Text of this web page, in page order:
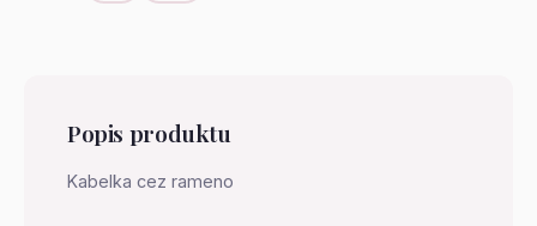
Popis produktu
Kabelka cez rameno